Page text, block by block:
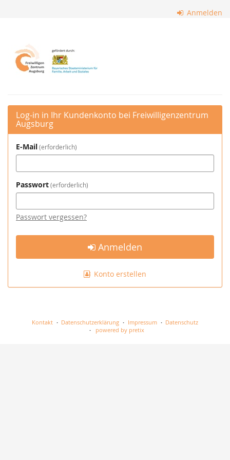
Anmelden
Freiwilligenzentrum
Augsburg
Log-in in Ihr Kundenkonto bei Freiwilligenzentrum
Augsburg
E-Mail erforderlich
Passwort erforderlich
Passwort vergessen?
Anmelden
Konto erstellen
Kontakt Datenschutzerklärung Impressum
Datenschutz
powered by pretix